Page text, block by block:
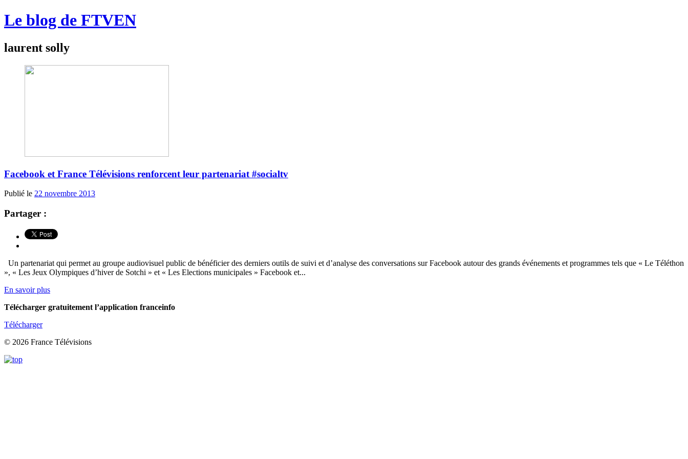
Le blog de FTVEN
laurent solly
Facebook et France Télévisions renforcent leur partenariat #socialtv
Publié le 22 novembre 2013
Partager :
Un partenariat qui permet au groupe audiovisuel public de bénéficier des derniers outils de suivi et d’analyse des conversations sur Facebook autour des grands événements et programmes tels que « Le Téléthon
», « Les Jeux Olympiques d’hiver de Sotchi » et « Les Elections municipales » Facebook et...
En savoir plus
Télécharger gratuitement l’application franceinfo
Télécharger
© 2026 France Télévisions